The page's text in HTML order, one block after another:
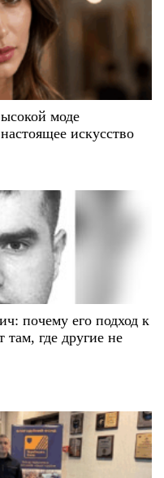
моде
искусство
почему его подход к
там, где другие не